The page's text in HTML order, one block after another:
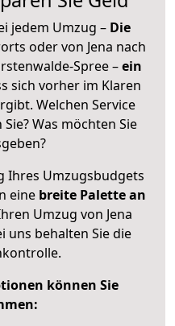
jedem Umzug – Die
oder von Jena nach
Spree –ein
sich vorher im Klaren
Welchen Service
Was möchten Sie
Ihres Umzugsbudgets
eine breite Palette an
Umzug von Jena
uns behalten Sie die
können Sie